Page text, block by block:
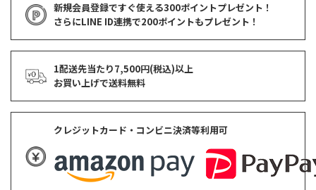
新規会員登録ですぐ使える300ポイントプレゼント！
さらにLINE ID連携で200ポイントもプレゼント！
1配送先当たり7,500円(税込)以上
お買い上げで送料無料
クレジットカード・コンビニ決済等利用可